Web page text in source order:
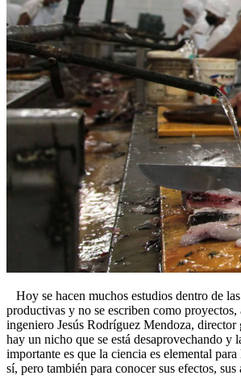
Hoy se hacen muchos estudios dentro de
productivas y no se escriben como
ingeniero Jesús Rodríguez Mendoza, director
hay un nicho que se está desaprovechando y
importante es que la ciencia es elemental
sí, pero también para conocer sus efectos, sus